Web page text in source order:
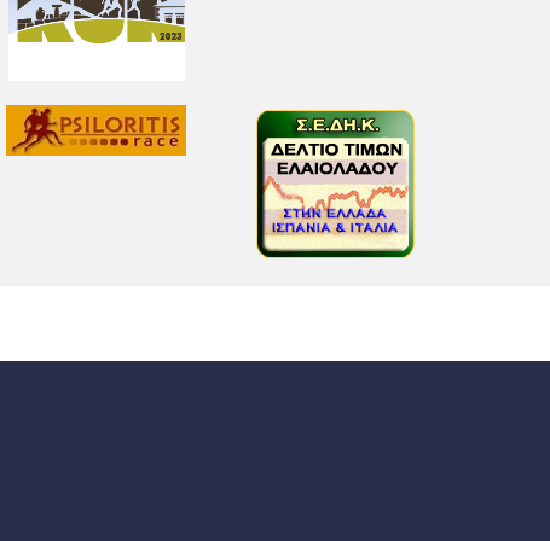
και την αρχοντιά του. Θα